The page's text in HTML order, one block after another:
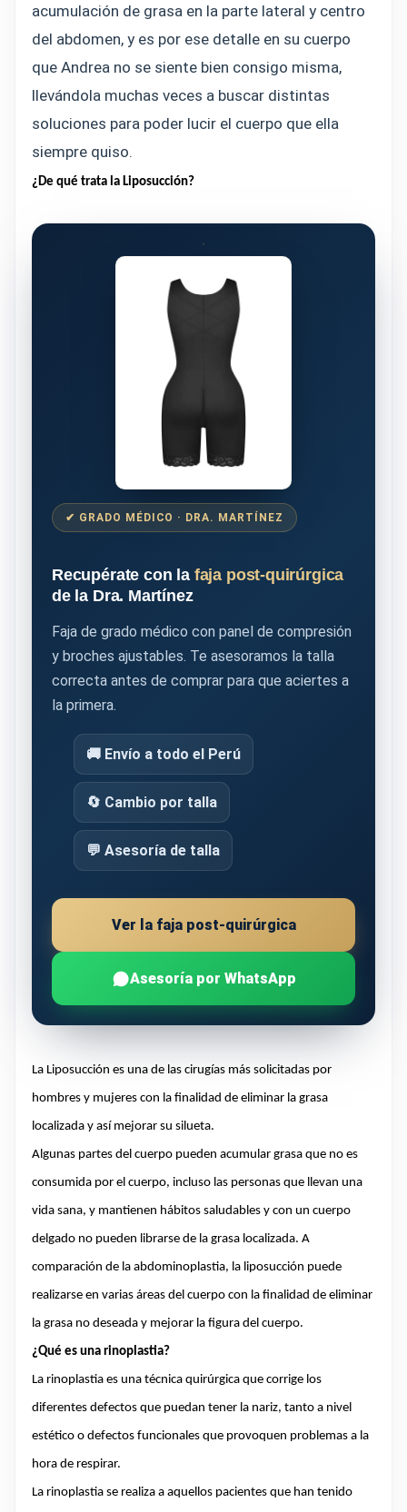
acumulación de grasa en la parte lateral y centro
del abdomen, y es por ese detalle en su cuerpo
que Andrea no se siente bien consigo misma,
llevándola muchas veces a buscar distintas
soluciones para poder lucir el cuerpo que ella
siempre quiso.
¿De qué trata la Liposucción?
✔ GRADO MÉDICO · DRA. MARTÍNEZ
Recupérate con la faja post-quirúrgica
de la Dra. Martínez
Faja de grado médico con panel de compresión
y broches ajustables. Te asesoramos la talla
correcta antes de comprar para que aciertes a
la primera.
🚚 Envío a todo el Perú
🔄 Cambio por talla
💬 Asesoría de talla
Ver la faja post-quirúrgica
Asesoría por WhatsApp
La Liposucción es una de las cirugías más solicitadas por
hombres y mujeres con la finalidad de eliminar la grasa
localizada y así mejorar su silueta.
Algunas partes del cuerpo pueden acumular grasa que no es
consumida por el cuerpo, incluso las personas que llevan una
vida sana, y mantienen hábitos saludables y con un cuerpo
delgado no pueden librarse de la grasa localizada. A
comparación de la abdominoplastia, la liposucción puede
realizarse en varias áreas del cuerpo con la finalidad de eliminar
la grasa no deseada y mejorar la figura del cuerpo.
¿Qué es una rinoplastia?
La rinoplastia es una técnica quirúrgica que corrige los
diferentes defectos que puedan tener la nariz, tanto a nivel
estético o defectos funcionales que provoquen problemas a la
hora de respirar.
La rinoplastia se realiza a aquellos pacientes que han tenido